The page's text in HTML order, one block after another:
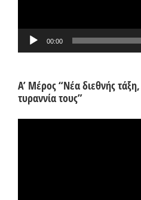
00:00
Α’ Μέρος “Νέα διεθνής
τυραννία τους”